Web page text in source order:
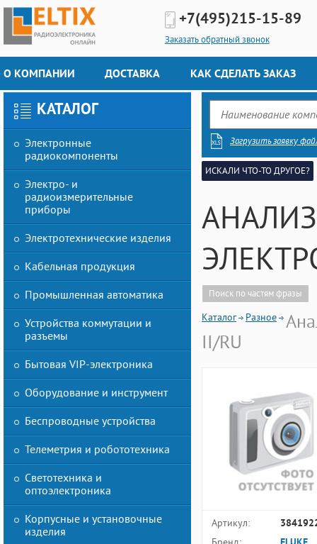
+7(495)215-15-89
Заказать обратный звонок
О КОМПАНИИ ДОСТАВКА КАК СДЕЛАТЬ ЗАКАЗ
КАТАЛОГ
Электронные
радиокомпоненты
Электро- и
радиоизмерительные
приборы
Электротехнические изделия
Кабельная продукция
Промышленная автоматика
Устройства коммутации и
разъемы
Бытовая VIP-электроника
Оборудование и инструмент
Беспроводные устройства
Телеметрия и робототехника
Светотехника и
оптоэлектроника
Корпусные и установочные
изделия
Загрузить заявку
ИСКАЛИ ЧТО-ТО ДРУГОЕ?
Поиск по частям фразы
Каталог Разное
II/RU
Артикул: